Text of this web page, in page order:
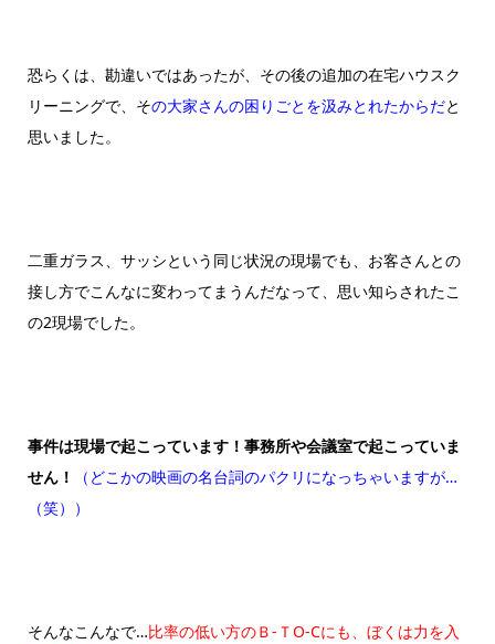
恐らくは、勘違いではあったが、その後の追加の在宅ハウスク
リーニングで、その大家さんの困りごとを汲みとれたからだと
思いました。
二重ガラス、サッシという同じ状況の現場でも、お客さんとの
接し方でこんなに変わってまうんだなって、思い知らされたこ
の2現場でした。
事件は現場で起こっています！事務所や会議室で起こっていま
せん！
（どこかの映画の名台詞のパクリになっちゃいますが…
（笑））
そんなこんなで…比率の低い方のＢ-ＴO-Cにも、ぼくは力を入